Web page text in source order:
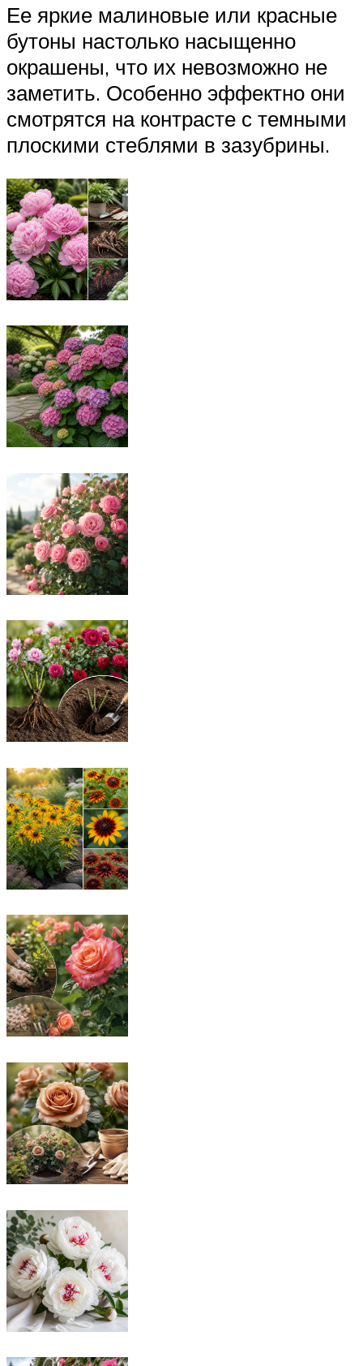
Ее яркие малиновые или красные
бутоны настолько насыщенно
окрашены, что их невозможно не
заметить. Особенно эффектно они
смотрятся на контрасте с темными
плоскими стеблями в зазубрины.